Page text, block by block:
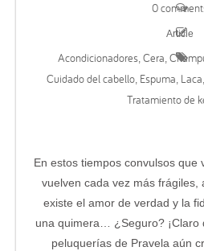
0
Article
Acondicionadores, Cera,
Cuidado del cabello, Espuma, Laca,
Tratamiento de
En estos tiempos convulsos que
vuelven cada vez más frágiles,
existe el amor de verdad y la
una quimera… ¿Seguro? ¡Claro
peluquerías de Pravela aún